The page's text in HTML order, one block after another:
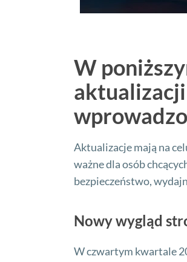
W
aktualizacji
Aktualizacje mają na
ważne dla osób
bezpieczeństwo,
Nowy wygląd
W czwartym kwartale